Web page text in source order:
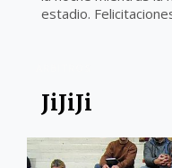
estadio.
JiJiJi